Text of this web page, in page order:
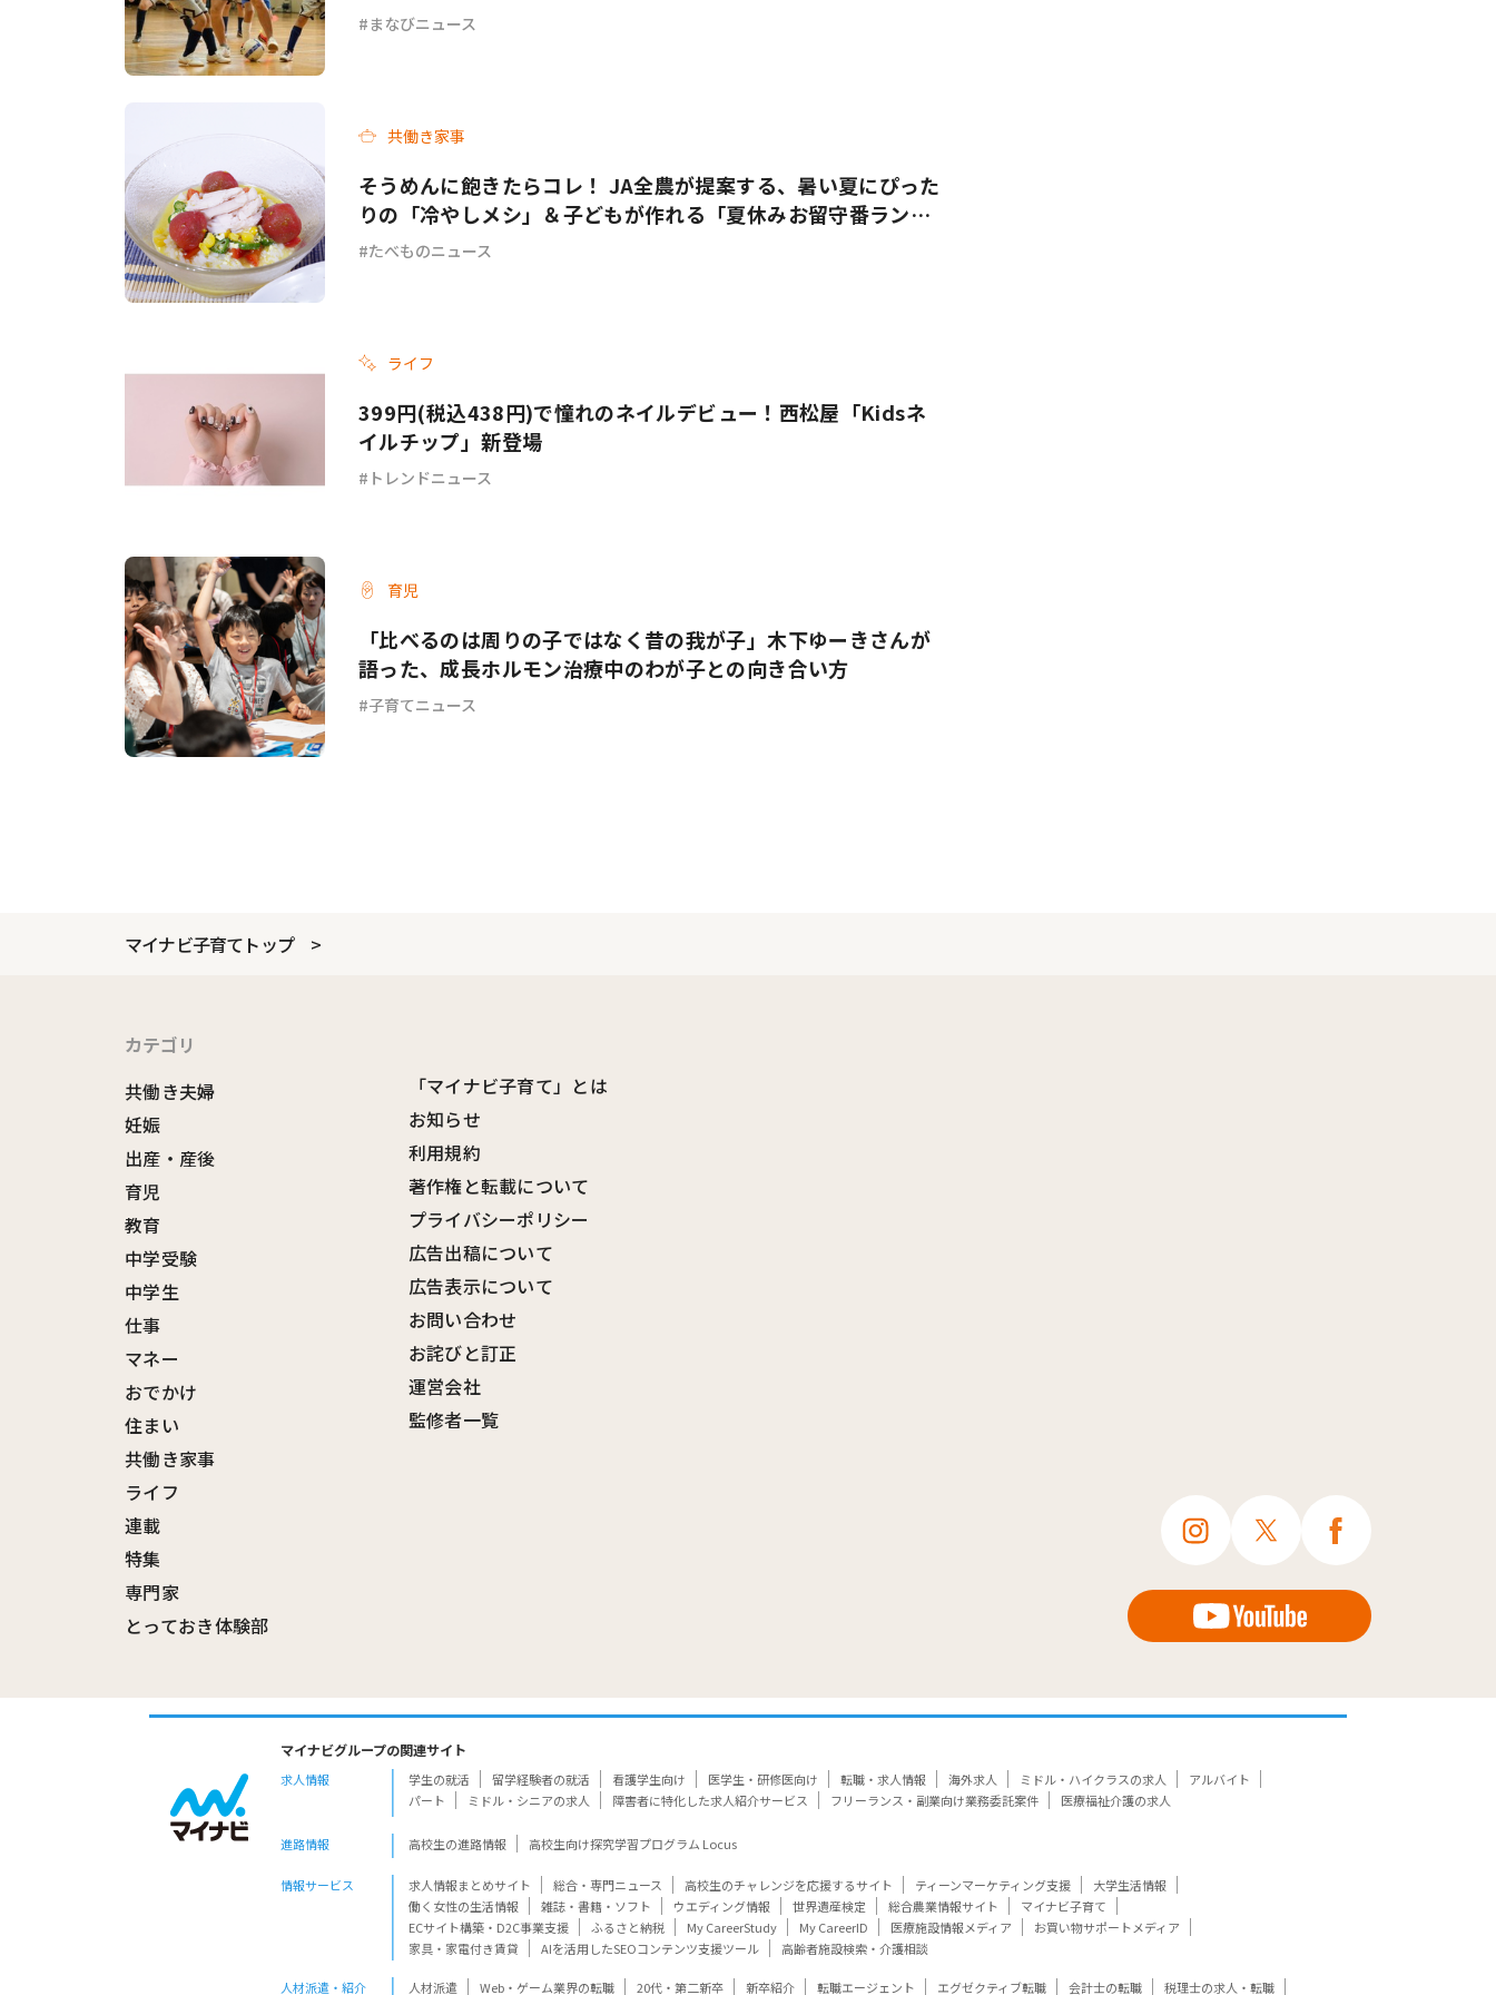
まなびニュース
共働き家事
そうめんに飽きたらコレ！ JA全農が提案する、暑い夏にぴった
りの「冷やしメシ」＆子どもが作れる「夏休みお留守番ラン
チ」各3選
たべものニュース
ライフ
399円(税込438円)で憧れのネイルデビュー！西松屋「Kidsネ
イルチップ」新登場
トレンドニュース
育児
「比べるのは周りの子ではなく昔の我が子」木下ゆーきさんが
語った、成長ホルモン治療中のわが子との向き合い方
子育てニュース
マイナビ子育てトップ
カテゴリ
共働き夫婦
妊娠
出産・産後
育児
教育
中学受験
中学生
仕事
マネー
おでかけ
住まい
共働き家事
ライフ
連載
特集
専門家
とっておき体験部
「マイナビ子育て」とは
お知らせ
利用規約
著作権と転載について
プライバシーポリシー
広告出稿について
広告表示について
お問い合わせ
お詫びと訂正
運営会社
監修者一覧
マイナビグループの関連サイト
求人情報 学生の就活 留学経験者の就活 看護学生向け 医学生・研修医向け 転職・求人情報 海外求人 ミドル・ハイクラスの求人
アルバイト
パート
ミドル・シニアの求人 障害者に特化した求人紹介サービス フリーランス・副業向け業務委託案件 医療福祉介護の求人
進路情報 高校生の進路情報 高校生向け探究学習プログラム Locus
情報サービス 求人情報まとめサイト 総合・専門ニュース 高校生のチャレンジを応援するサイト ティーンマーケティング支援
大学生活情報
働く女性の生活情報
雑誌・書籍・ソフト ウエディング情報 世界遺産検定 総合農業情報サイト
マイナビ子育て
ECサイト構築・D2C事業支援
ふるさと納税 My CareerStudy My CareerID 医療施設情報メディア
お買い物サポートメディア
家具・家電付き賃貸
AIを活用したSEOコンテンツ支援ツール 高齢者施設検索・介護相談
人材派遣・紹介 人材派遣 Web・ゲーム業界の転職 20代・第二新卒 新卒紹介 転職エージェント エグゼクティブ転職 会計士の転職 税理士の求人・転職